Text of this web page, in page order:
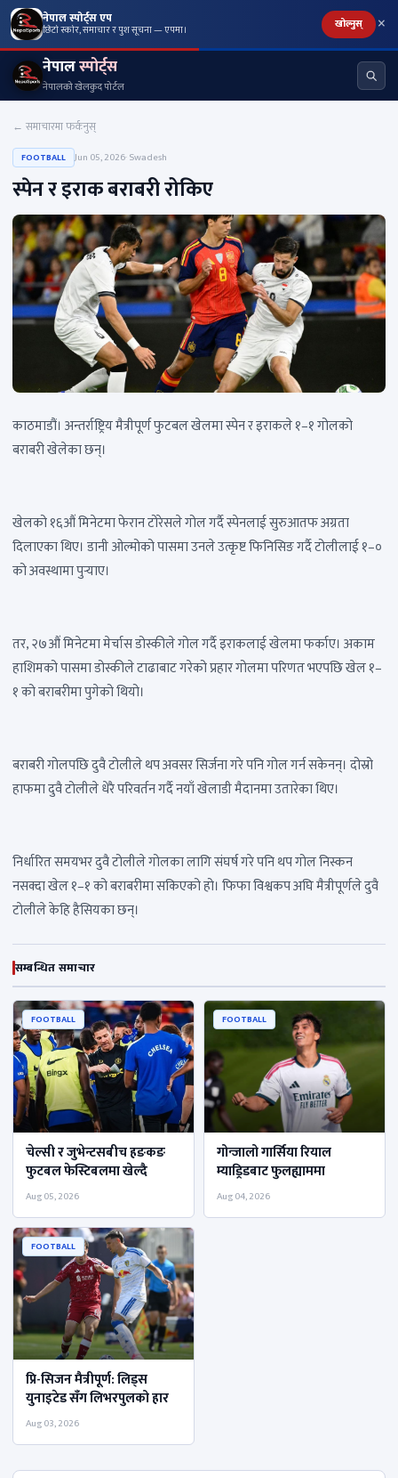
नेपाल स्पोर्ट्स एप
छिटो स्कोर, समाचार र पुश सूचना — एपमा। खोल्नुस् ×
नेपालस्पोर्ट्स
नेपालको खेलकुद पोर्टल
← समाचारमा फर्कनुस्
FOOTBALL Jun 05, 2026· Swadesh
स्पेन र इराक बराबरी रोकिए
काठमाडौं। अन्तर्राष्ट्रिय मैत्रीपूर्ण फुटबल खेलमा स्पेन र इराकले १–१ गोलको
बराबरी खेलेका छन्।
खेलको १६औं मिनेटमा फेरान टोरेसले गोल गर्दै स्पेनलाई सुरुआतफ अग्रता
दिलाएका थिए। डानी ओल्मोको पासमा उनले उत्कृष्ट फिनिसिङ गर्दै टोलीलाई १–०
को अवस्थामा पुर्‍याए।
तर, २७औं मिनेटमा मेर्चास डोस्कीले गोल गर्दै इराकलाई खेलमा फर्काए। अकाम
हाशिमको पासमा डोस्कीले टाढाबाट गरेको प्रहार गोलमा परिणत भएपछि खेल १–
१ को बराबरीमा पुगेको थियो।
बराबरी गोलपछि दुवै टोलीले थप अवसर सिर्जना गरे पनि गोल गर्न सकेनन्। दोस्रो
हाफमा दुवै टोलीले धेरै परिवर्तन गर्दै नयाँ खेलाडी मैदानमा उतारेका थिए।
निर्धारित समयभर दुवै टोलीले गोलका लागि संघर्ष गरे पनि थप गोल निस्कन
नसक्दा खेल १–१ को बराबरीमा सकिएको हो। फिफा विश्वकप अघि मैत्रीपूर्णले दुवै
टाेलीले केहि हैसियका छन्।
सम्बन्धित समाचार
FOOTBALL
चेल्सी र जुभेन्टसबीच हङकङ
फुटबल फेस्टिबलमा खेल्दै
Aug 05, 2026
FOOTBALL
गोन्जालो गार्सिया रियाल
म्याड्रिडबाट फुलह्याममा
Aug 04, 2026
FOOTBALL
प्रि-सिजन मैत्रीपूर्ण: लिड्स
युनाइटेड सॅंग लिभरपुलको हार
Aug 03, 2026